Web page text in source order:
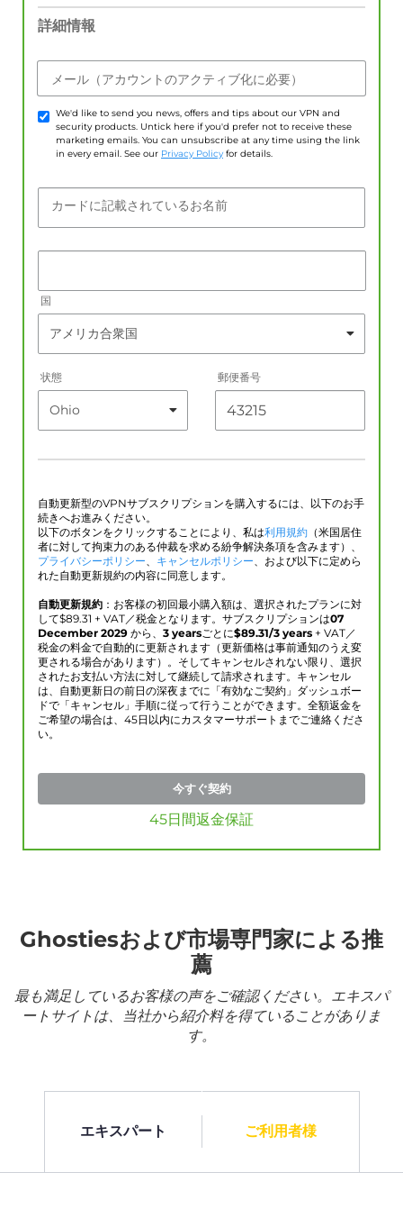
詳細情報
メール（アカウントのアクティブ化に必要）
We'd like to send you news, offers and tips about our VPN and
security products. Untick here if you'd prefer not to receive these
marketing emails. You can unsubscribe at any time using the link
in every email. See our Privacy Policy for details.
カードに記載されているお名前
国
状態 郵便番号
自動更新型のVPNサブスクリプションを購入するには、以下のお手
続きへお進みください。
以下のボタンをクリックすることにより、私は利用規約 （米国居住
者に対して拘束力のある仲裁を求める紛争解決条項を含みます）、
プライバシーポリシー、 キャンセルポリシー、および以下に定めら
れた自動更新規約の内容に同意します。
自動更新規約 ：お客様の初回最小購入額は、選択されたプランに対
して$89.31 + VAT／税金となります。サブスクリプションは07
December 2029 から、 3 yearsごとに$89.31/3 years + VAT／
税金の料金で自動的に更新されます（更新価格は事前通知のうえ変
更される場合があります）。そしてキャンセルされない限り、選択
されたお支払い方法に対して継続して請求されます。キャンセル
は、自動更新日の前日の深夜までに「有効なご契約」ダッシュボー
ドで「キャンセル」手順に従って行うことができます。全額返金を
ご希望の場合は、45日以内にカスタマーサポートまでご連絡くださ
い。
今すぐ契約
45日間返金保証
Ghostiesおよび市場専門家による推
薦
最も満足しているお客様の声をご確認ください。エキスパ
ートサイトは、当社から紹介料を得ていることがありま
す。
エキスパート ご利用者様